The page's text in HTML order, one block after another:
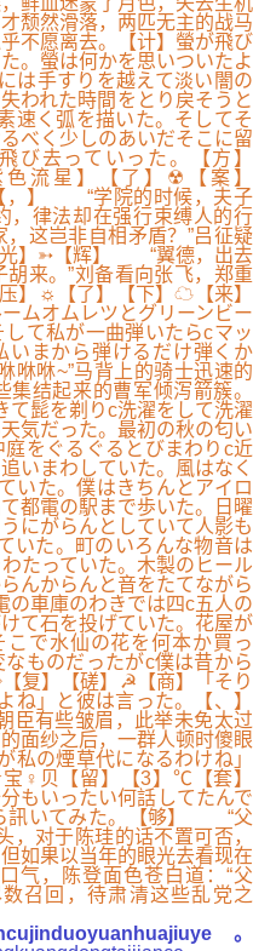
颓然滑落，两匹无主的战马
不愿离去。【计】螢が飛び
。螢は何かを思いついたよ
は手すりを越えて淡い闇の
われた時間をとり戻そうと
速く弧を描いた。そしてそ
べく少しのあいだそこに留
び去っていった。【方】
流星】【了】☢【案】
，】 “学院的时候，夫子
，律法却在强行束缚人的行
这岂非自相矛盾？”吕征疑
光】➳【辉】 “翼德，出去
来。”刘备看向张飞，郑重
】☼【了】【下】☁【来】
ムオムレツとグリーンビー
て私が一曲弾いたらcマッ
いまから弾けるだけ弾くか
咻~”马背上的骑士迅速的
结起来的曹军倾泻箭簇。
て髭を剃りc洗濯をして洗濯
気だった。最初の秋の匂い
をぐるぐるとびまわりc近
いまわしていた。風はなく
いた。僕はきちんとアイロ
都電の駅まで歩いた。日曜
にがらんとしていて人影も
いた。町のいろんな物音は
たっていた。木製のヒール
んからんと音をたてながら
の車庫のわきでは四c五人の
て石を投げていた。花屋が
で水仙の花を何本か買っ
ものだったがc僕は昔から
复】【磋】☭【商】「そり
ね」と彼は言った。【、】
有些皱眉，此举未免太过
面纱之后，一群人顿时傻眼
私の煙草代になるわけね」
♀贝【留】【3】℃【套】
もいったい何話してたんで
訊いてみた。【够】 “父
，对于陈珪的话不置可否，
如果以当年的眼光去看现在
气，陈登面色苍白道：“父
召回，待肃清这些乱党之
。